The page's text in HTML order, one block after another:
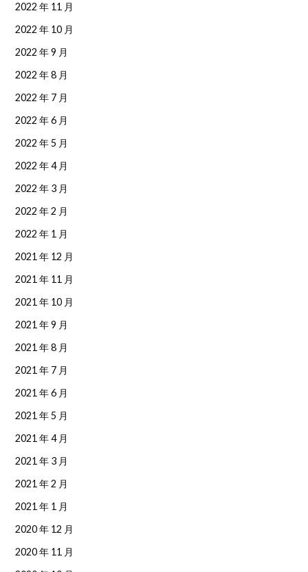
2022 年 11 月
2022 年 10 月
2022 年 9 月
2022 年 8 月
2022 年 7 月
2022 年 6 月
2022 年 5 月
2022 年 4 月
2022 年 3 月
2022 年 2 月
2022 年 1 月
2021 年 12 月
2021 年 11 月
2021 年 10 月
2021 年 9 月
2021 年 8 月
2021 年 7 月
2021 年 6 月
2021 年 5 月
2021 年 4 月
2021 年 3 月
2021 年 2 月
2021 年 1 月
2020 年 12 月
2020 年 11 月